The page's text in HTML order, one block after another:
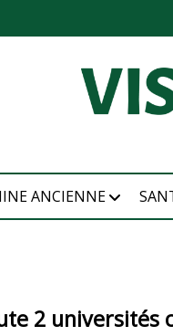
ANCIENNE
2 universités